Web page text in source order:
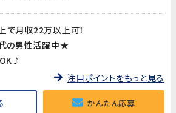
月収22万以上可！
の男性活躍中★
注目ポイントをもっと見る
かんたん応募